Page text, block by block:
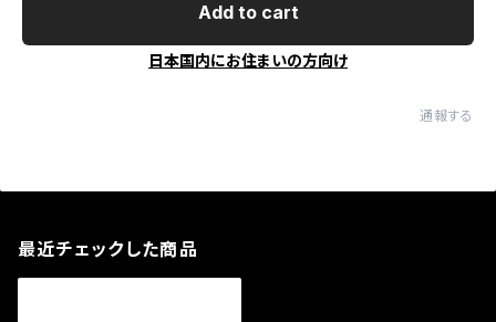
Add to cart
日本国内にお住まいの方向け
通報する
最近チェックした商品